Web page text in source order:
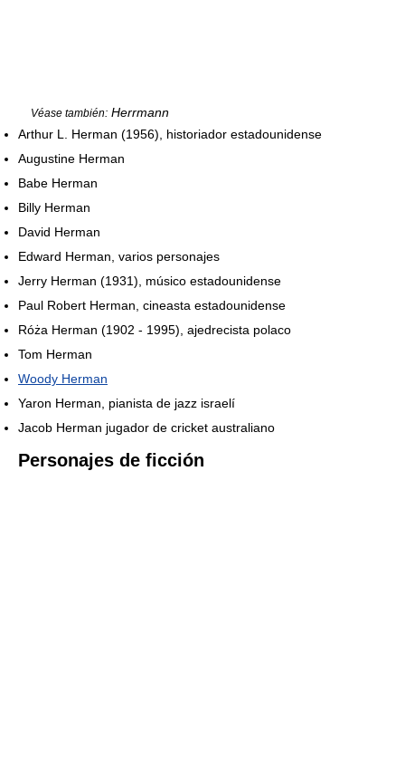
Véase también: Herrmann
Arthur L. Herman (1956), historiador estadounidense
Augustine Herman
Babe Herman
Billy Herman
David Herman
Edward Herman, varios personajes
Jerry Herman (1931), músico estadounidense
Paul Robert Herman, cineasta estadounidense
Róża Herman (1902 - 1995), ajedrecista polaco
Tom Herman
Woody Herman
Yaron Herman, pianista de jazz israelí
Jacob Herman jugador de cricket australiano
Personajes de ficción